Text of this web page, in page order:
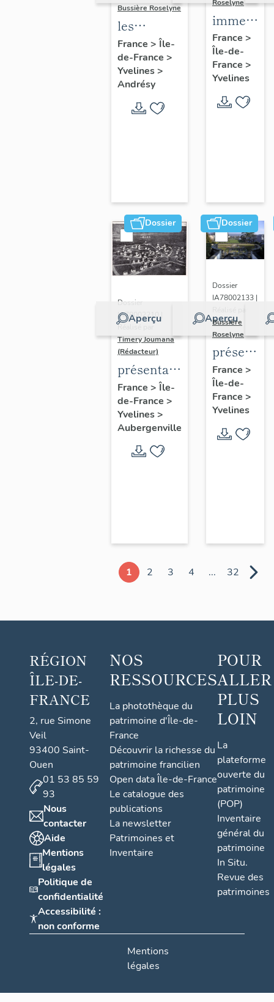
Bussière Roselyne
les
immeubles,
maisons et
fermes du
canton
d'Andrésy
France > Île-
de-France >
Yvelines>
Andrésy
Roselyne
maisons,
fermes
France >
Île-de-
France >
Yvelines
Dossier
Aperçu
Dossier
IA78002210 |
Réalisé par
Timery Joumana
(Rédacteur)
présentation
de l'étude
d'Elisabethville
France > Île-
de-France >
Yvelines>
Aubergenville
Dossier
Aperçu
Dossier
IA78002133 |
Bussière
Roselyne
du
diagnostic
et
France >
Île-de-
France >
Yvelines
1 2 3 4 ... 32
RÉGION
ÎLE-DE-
FRANCE
2, rue Simone
Veil
93400 Saint-
Ouen
01 53 85 59
93
Nous
contacter
Aide
Mentions
légales
Politique de
confidentialité
Accessibilité :
non conforme
NOS
RESSOURCES
La photothèque du
patrimoine d'Île-de-
France
Découvrir la richesse du
patrimoine francilien
Open data Île-de-France
Le catalogue des
publications
La newsletter
Patrimoines et
Inventaire
POUR
ALLER
PLUS
LOIN
La
plateforme
ouverte du
patrimoine
(POP)
Inventaire
général du
patrimoine
In Situ.
Revue des
patrimoines
Mentions
légales